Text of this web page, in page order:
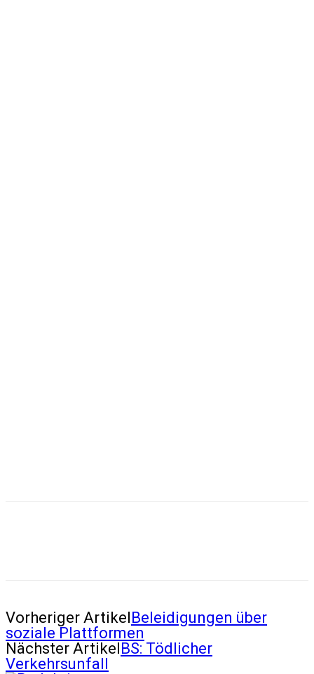
Vorheriger ArtikelBeleidigungen über
soziale Plattformen
Nächster ArtikelBS: Tödlicher
Verkehrsunfall